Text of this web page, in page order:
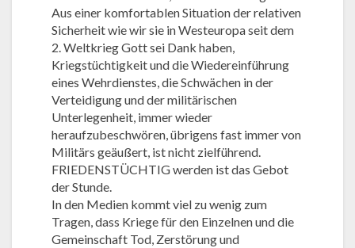
Aus einer komfortablen Situation der relativen
Sicherheit wie wir sie in Westeuropa seit dem
2. Weltkrieg Gott sei Dank haben,
Kriegstüchtigkeit und die Wiedereinführung
eines Wehrdienstes, die Schwächen in der
Verteidigung und der militärischen
Unterlegenheit, immer wieder
heraufzubeschwören, übrigens fast immer von
Militärs geäußert, ist nicht zielführend.
FRIEDENSTÜCHTIG werden ist das Gebot
der Stunde.
In den Medien kommt viel zu wenig zum
Tragen, dass Kriege für den Einzelnen und die
Gemeinschaft Tod, Zerstörung und